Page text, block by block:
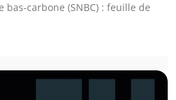
bas-carbone (SNBC) : feuille de